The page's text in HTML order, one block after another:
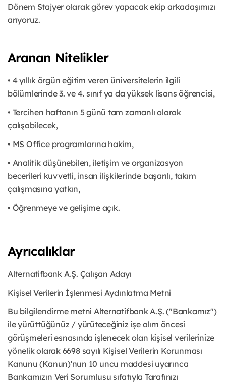
Dönem Stajyer olarak görev yapacak ekip arkadaşımızı
arıyoruz.
Aranan Nitelikler
• 4 yıllık örgün eğitim veren üniversitelerin ilgili
bölümlerinde 3. ve 4. sınıf ya da yüksek lisans öğrencisi,
• Tercihen haftanın 5 günü tam zamanlı olarak
çalışabilecek,
• MS Office programlarına hakim,
• Analitik düşünebilen, iletişim ve organizasyon
becerileri kuvvetli, insan ilişkilerinde başarılı, takım
çalışmasına yatkın,
• Öğrenmeye ve gelişime açık.
Ayrıcalıklar
Alternatifbank A.Ş. Çalışan Adayı
Kişisel Verilerin İşlenmesi Aydınlatma Metni
Bu bilgilendirme metni Alternatifbank A.Ş. ("Bankamız")
ile yürüttüğünüz / yürüteceğiniz işe alım öncesi
görüşmeleri esnasında işlenecek olan kişisel verilerinize
yönelik olarak 6698 sayılı Kişisel Verilerin Korunması
Kanunu (Kanun)'nun 10 uncu maddesi uyarınca
Bankamızın Veri Sorumlusu sıfatıyla Tarafınızı